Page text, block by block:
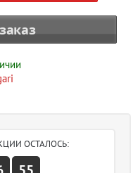
ОСТАЛОСЬ: